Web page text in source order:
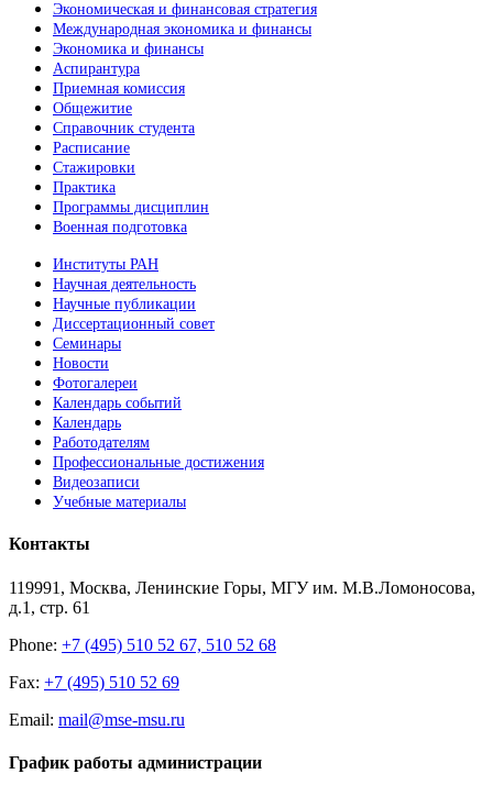
Экономическая и финансовая стратегия
Международная экономика и финансы
Экономика и финансы
Аспирантура
Приемная комиссия
Общежитие
Справочник студента
Расписание
Стажировки
Практика
Программы дисциплин
Военная подготовка
Институты РАН
Научная деятельность
Научные публикации
Диссертационный совет
Семинары
Новости
Фотогалереи
Календарь событий
Календарь
Работодателям
Профессиональные достижения
Видеозаписи
Учебные материалы
Контакты
119991, Москва, Ленинские Горы, МГУ им. М.В.Ломоносова,
д.1, стр. 61
Phone: +7 (495) 510 52 67, 510 52 68
Fax: +7 (495) 510 52 69
Email: mail@mse-msu.ru
График работы администрации